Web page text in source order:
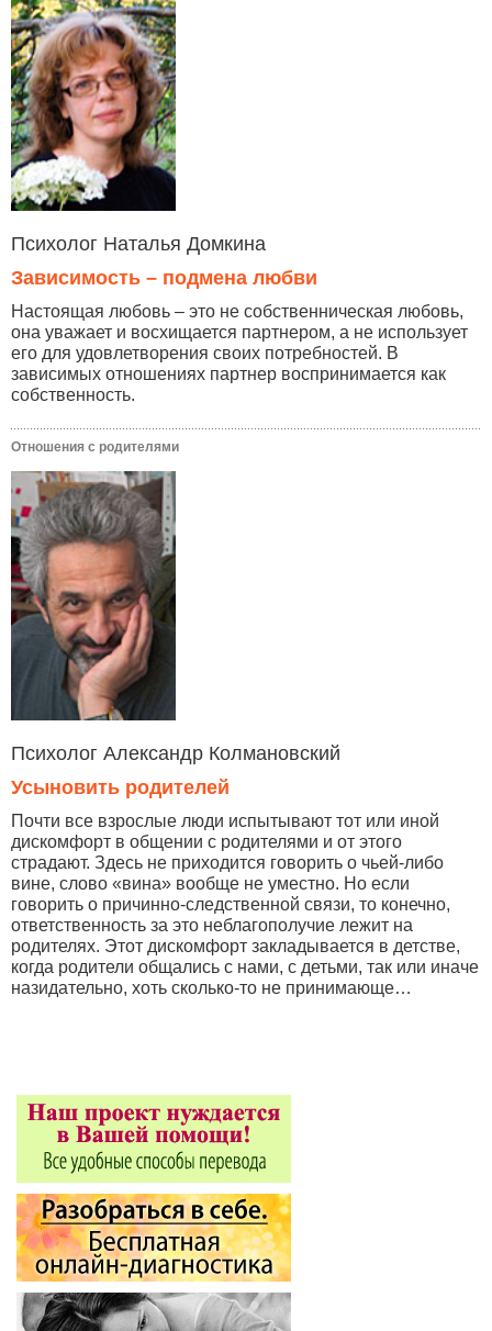
Психолог Наталья Домкина
Зависимость – подмена любви
Настоящая любовь – это не собственническая любовь,
она уважает и восхищается партнером, а не использует
его для удовлетворения своих потребностей. В
зависимых отношениях партнер воспринимается как
собственность.
Отношения с родителями
Психолог Александр Колмановский
Усыновить родителей
Почти все взрослые люди испытывают тот или иной
дискомфорт в общении с родителями и от этого
страдают. Здесь не приходится говорить о чьей-либо
вине, слово «вина» вообще не уместно. Но если
говорить о причинно-следственной связи, то конечно,
ответственность за это неблагополучие лежит на
родителях. Этот дискомфорт закладывается в детстве,
когда родители общались с нами, с детьми, так или иначе
назидательно, хоть сколько-то не принимающе…